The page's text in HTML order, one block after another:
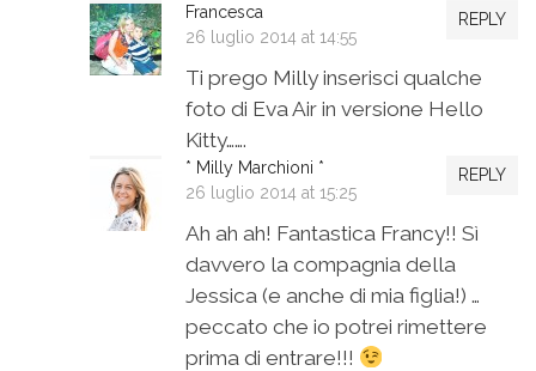
REPLY
Francesca
26 luglio 2014 at 14:55
Ti prego Milly inserisci qualche
foto di Eva Air in versione Hello
Kitty…….
REPLY
* Milly Marchioni *
26 luglio 2014 at 15:25
Ah ah ah! Fantastica Francy!! Sì
davvero la compagnia della
Jessica (e anche di mia figlia!) …
peccato che io potrei rimettere
prima di entrare!!!